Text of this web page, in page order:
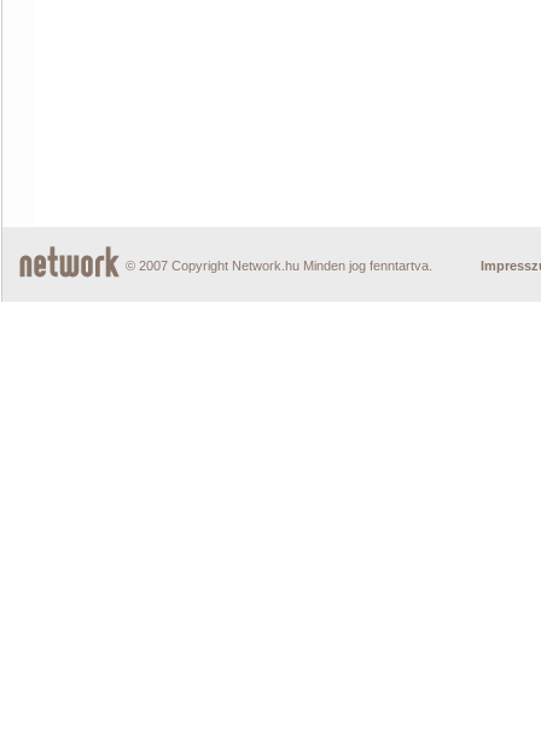
© 2007 Copyright Network.hu Minden jog fenntartva.